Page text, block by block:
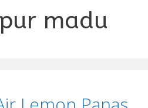
madu